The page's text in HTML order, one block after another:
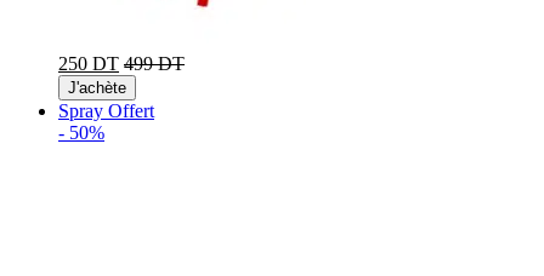
250 DT 499 DT
J'achète
Spray Offert
- 50%